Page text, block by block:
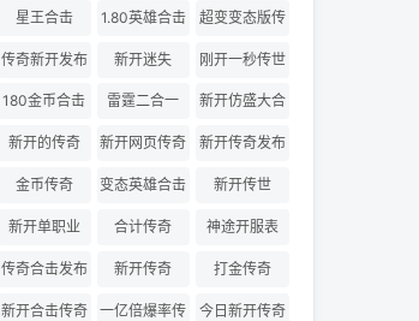
奇
星王合击 1.80英雄合击
超变变态版传
奇
传奇新开发布 新开迷失 刚开一秒传世
180金币合击 雷霆二合一
新开仿盛大合
击
新开的传奇 新开网页传奇 新开传奇发布
金币传奇 变态英雄合击 新开传世
新开单职业 合计传奇 神途开服表
传奇合击发布
网
新开传奇 打金传奇
新开合击传奇
一亿倍爆率传
今日新开传奇